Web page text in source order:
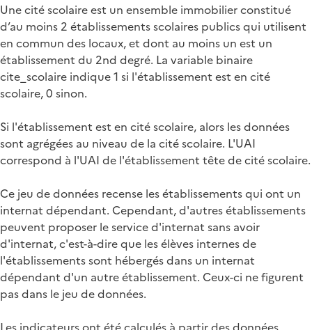
Une cité scolaire est un ensemble immobilier constitué
d’au moins 2 établissements scolaires publics qui utilisent
en commun des locaux, et dont au moins un est un
établissement du 2nd degré. La variable binaire
cite_scolaire indique 1 si l'établissement est en cité
scolaire, 0 sinon.
Si l'établissement est en cité scolaire, alors les données
sont agrégées au niveau de la cité scolaire. L'UAI
correspond à l'UAI de l'établissement tête de cité scolaire.
Ce jeu de données recense les établissements qui ont un
internat dépendant. Cependant, d'autres établissements
peuvent proposer le service d'internat sans avoir
d'internat, c'est-à-dire que les élèves internes de
l'établissements sont hébergés dans un internat
dépendant d'un autre établissement. Ceux-ci ne figurent
pas dans le jeu de données.